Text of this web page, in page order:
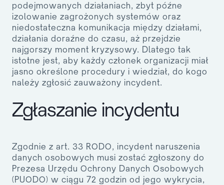
podejmowanych działaniach, zbyt późne
izolowanie zagrożonych systemów oraz
niedostateczna komunikacja między działami,
działania doraźne do czasu, aż przejdzie
najgorszy moment kryzysowy. Dlatego tak
istotne jest, aby każdy członek organizacji miał
jasno określone procedury i wiedział, do kogo
należy zgłosić zauważony incydent.
Zgłaszanie incydentu
Zgodnie z art. 33 RODO, incydent naruszenia
danych osobowych musi zostać zgłoszony do
Prezesa Urzędu Ochrony Danych Osobowych
(PUODO) w ciągu 72 godzin od jego wykrycia,